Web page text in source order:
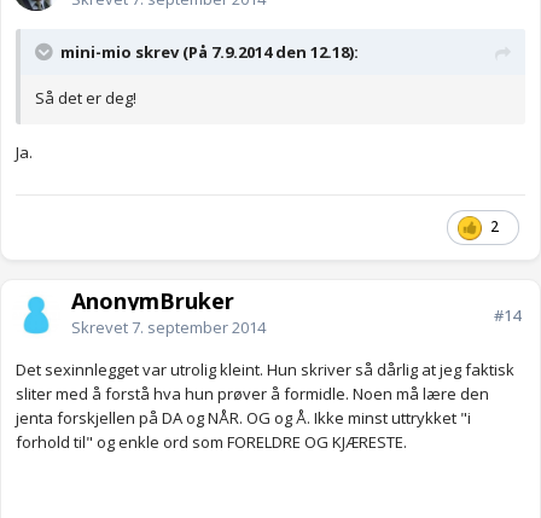
mini-mio skrev (På 7.9.2014 den 12.18):
Så det er deg!
Ja.
2
AnonymBruker
Skrevet7. september 2014
#14
Det sexinnlegget var utrolig kleint. Hun skriver så dårlig at jeg faktisk
sliter med å forstå hva hun prøver å formidle. Noen må lære den
jenta forskjellen på DA og NÅR. OG og Å. Ikke minst uttrykket "i
forhold til" og enkle ord som FORELDRE OG KJÆRESTE.